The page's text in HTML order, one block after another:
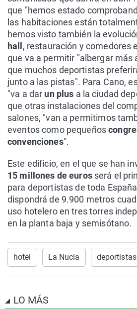
que "hemos estado
las habitaciones están
hemos visto también la
hall , restauración y comedores
que va a permitir "albergar más
que muchos deportistas
junto a las pistas". Para Cano,
"va a dar un plus a la ciudad
que otras instalaciones del
salones, "van a permitirnos
eventos como pequeños
convenciones".
Este edificio, en el que se han
15 millones de euros será el
para deportistas de toda
dispondrá de 9.900 metros
uso hotelero en tres torres
en la planta baja y semisótano.
hotel La Nucía deportistas
LO MÁS